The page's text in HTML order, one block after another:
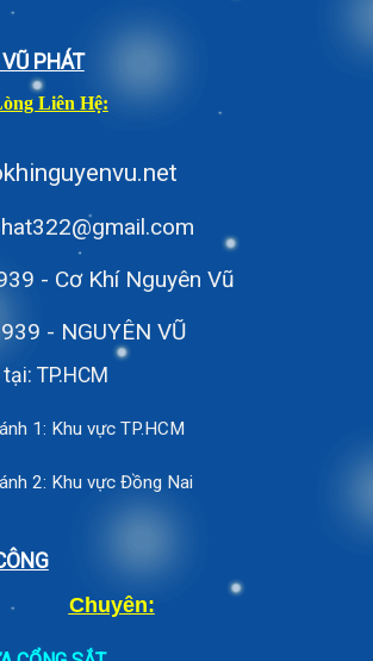
PHÁT
Liên Hệ:
- Cơ Khí Nguyên Vũ
- NGUYÊN VŨ
TP.HCM
1: Khu vực TP.HCM
2: Khu vực Đồng Nai
Chuyên: